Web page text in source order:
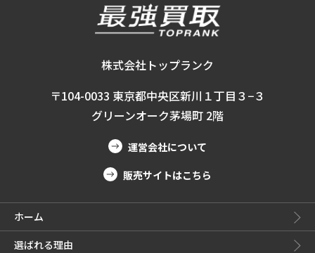
株式会社トップランク
〒104-0033 東京都中央区新川１丁目３−３
グリーンオーク茅場町 2階
運営会社について
販売サイトはこちら
ホーム
選ばれる理由